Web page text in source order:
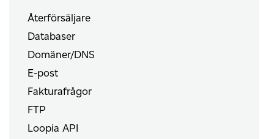
Återförsäljare
Databaser
Domäner/DNS
E-post
Fakturafrågor
FTP
Loopia API